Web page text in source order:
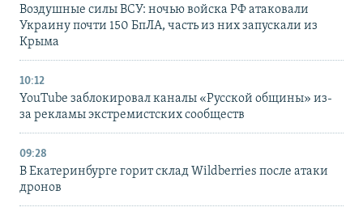
Воздушные силы ВСУ: ночью войска РФ атаковали
Украину почти 150 БпЛА, часть из них запускали из
Крыма
10:12
YouTube заблокировал каналы «Русской общины» из-
за рекламы экстремистских сообществ
09:28
В Екатеринбурге горит склад Wildberries после атаки
дронов